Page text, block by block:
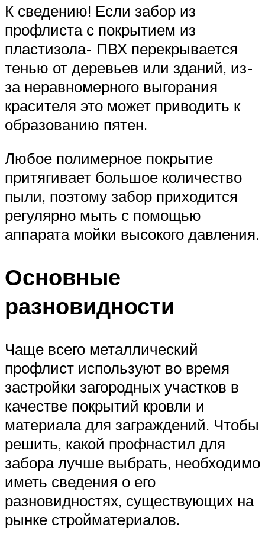
К сведению! Если забор из
профлиста с покрытием из
пластизола- ПВХ перекрывается
тенью от деревьев или зданий, из-
за неравномерного выгорания
красителя это может приводить к
образованию пятен.
Любое полимерное покрытие
притягивает большое количество
пыли, поэтому забор приходится
регулярно мыть с помощью
аппарата мойки высокого давления.
Основные
разновидности
Чаще всего металлический
профлист используют во время
застройки загородных участков в
качестве покрытий кровли и
материала для заграждений. Чтобы
решить, какой профнастил для
забора лучше выбрать, необходимо
иметь сведения о его
разновидностях, существующих на
рынке стройматериалов.